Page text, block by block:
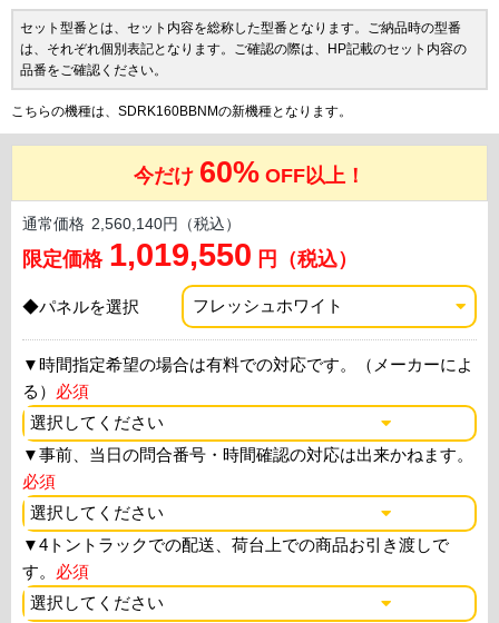
セット型番とは、セット内容を総称した型番となります。ご納品時の型番
は、それぞれ個別表記となります。ご確認の際は、HP記載のセット内容の
品番をご確認ください。
こちらの機種は、SDRK160BBNMの新機種となります。
今だけ 60% OFF以上！
通常価格 2,560,140円（税込）
限定価格 1,019,550 円（税込）
◆パネルを選択
▼時間指定希望の場合は有料での対応です。（メーカーによ
る） 必須
▼事前、当日の問合番号・時間確認の対応は出来かねます。
必須
▼4トントラックでの配送、荷台上での商品お引き渡しで
す。 必須